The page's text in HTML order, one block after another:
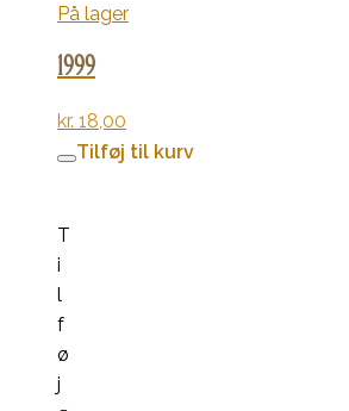
På lager
1999
kr. 18,00
Tilføj til kurv
T
i
l
f
ø
j